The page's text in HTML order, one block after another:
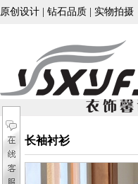
原创设计 | 钻石品质 | 实物拍摄
长袖衬衫